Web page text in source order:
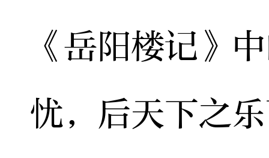
《岳阳楼记》
忧，后天下之